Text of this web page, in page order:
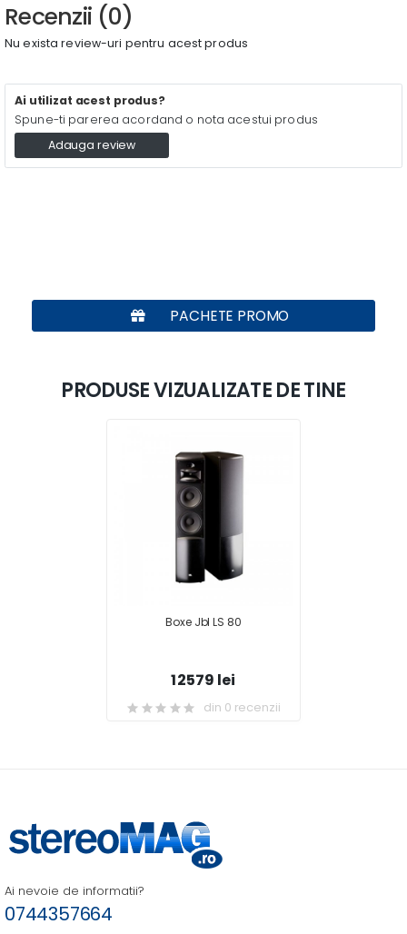
Recenzii (0)
Nu exista review-uri pentru acest produs
Ai utilizat acest produs?
Spune-ti parerea acordand o nota acestui produs
Adauga review
PACHETE PROMO
PRODUSE VIZUALIZATE DE TINE
Boxe Jbl LS 80
12579 lei
din 0 recenzii
Ai nevoie de informatii?
0744357664